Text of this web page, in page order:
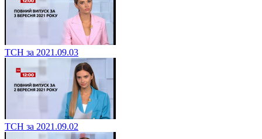
ТСН за 2021.09.03
ТСН за 2021.09.02